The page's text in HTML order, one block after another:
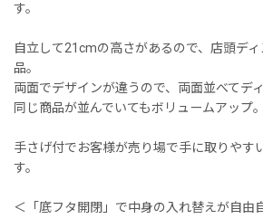
す。
自立して21cmの高さがあるので、店頭デ
品。
両面でデザインが違うので、両面並べてデ
同じ商品が並んでいてもボリュームアップ。
手さげ付でお客様が売り場で手に取りやす
す。
＜「底フタ開閉」で中身の入れ替えが自由